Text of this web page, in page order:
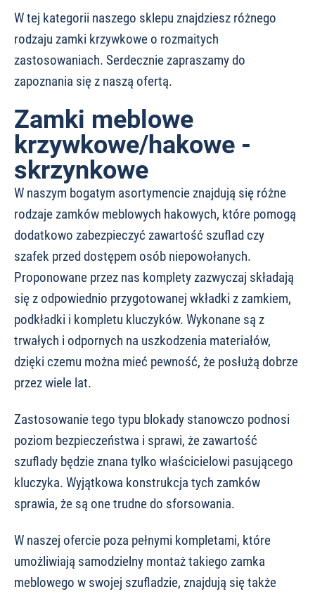
W tej kategorii naszego sklepu znajdziesz różnego
rodzaju zamki krzywkowe o rozmaitych
zastosowaniach. Serdecznie zapraszamy do
zapoznania się z naszą ofertą.
Zamki meblowe
krzywkowe/hakowe -
skrzynkowe
W naszym bogatym asortymencie znajdują się różne
rodzaje zamków meblowych hakowych, które pomogą
dodatkowo zabezpieczyć zawartość szuflad czy
szafek przed dostępem osób niepowołanych.
Proponowane przez nas komplety zazwyczaj składają
się z odpowiednio przygotowanej wkładki z zamkiem,
podkładki i kompletu kluczyków. Wykonane są z
trwałych i odpornych na uszkodzenia materiałów,
dzięki czemu można mieć pewność, że posłużą dobrze
przez wiele lat.
Zastosowanie tego typu blokady stanowczo podnosi
poziom bezpieczeństwa i sprawi, że zawartość
szuflady będzie znana tylko właścicielowi pasującego
kluczyka. Wyjątkowa konstrukcja tych zamków
sprawia, że są one trudne do sforsowania.
W naszej ofercie poza pełnymi kompletami, które
umożliwiają samodzielny montaż takiego zamka
meblowego w swojej szufladzie, znajdują się także